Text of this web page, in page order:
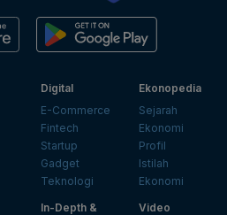
Digital
E-Commerce
Fintech
Startup
Gadget
Teknologi
Ekonopedia
Sejarah
Ekonomi
Profil
Istilah
Ekonomi
In-Depth &
Video